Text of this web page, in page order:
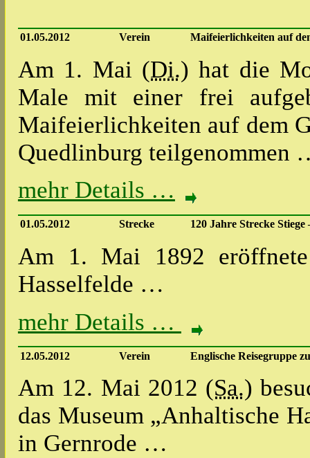
01.05.2012 Verein Maifeierlichkeiten auf
Am 1. Mai (Di.) hat die
Male mit einer frei
Maifeierlichkeiten auf dem
Quedlinburg teilgenommen
mehr Details …
01.05.2012 Strecke 120 Jahre Strecke Stiege
Am 1. Mai 1892
Hasselfelde …
mehr Details …
12.05.2012 Verein Englische Reisegruppe
Am 12. Mai 2012 (Sa.)
das Museum „Anhaltische
in Gernrode …